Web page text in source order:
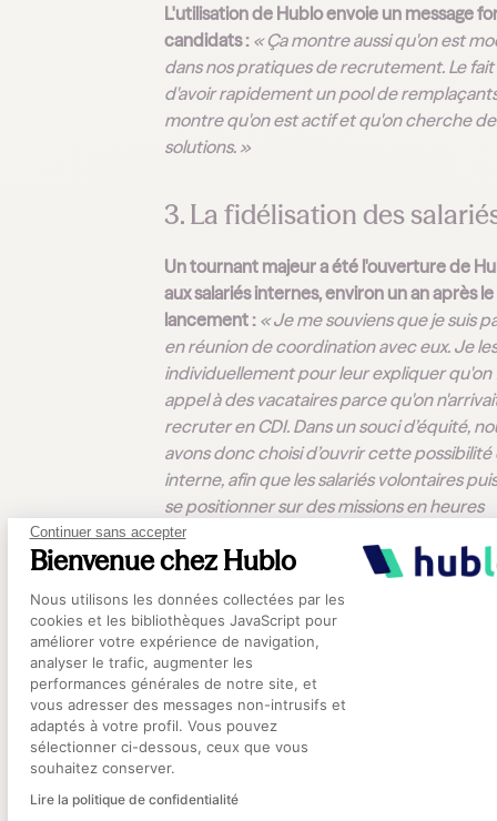
Continuer sans accepter
Bienvenue chez Hublo
Plateforme de Gestion du
Nous utilisons les données collectées par les
cookies et les bibliothèques JavaScript pour
améliorer votre expérience de navigation,
analyser le trafic, augmenter les
performances générales de notre site, et
vous adresser des messages non-intrusifs et
adaptés à votre profil. Vous pouvez
sélectionner ci-dessous, ceux que vous
souhaitez conserver.
Lire la politique de confidentialité
Axeptio consent
L'utilisation de Hublo envoie un message
candidats : « Ça montre aussi qu'on est
dans nos pratiques de recrutement. Le fait
d'avoir rapidement un pool de remplaçants
montre qu'on est actif et qu'on cherche
solutions. »
3. La fidélisation des
Un tournant majeur a été l'ouverture de
aux salariés internes, environ un an après le
lancement : « Je me souviens que je suis
en réunion de coordination avec eux. Je
individuellement pour leur expliquer qu'on
appel à des vacataires parce qu'on
recruter en CDI. Dans un souci d’équité,
avons donc choisi d’ouvrir cette possibilité
interne, afin que les salariés volontaires
se positionner sur des missions en heures
complémentaires ou supplémentaires.
entendu, nous restons particulièrement
au respect de la réglementation relative à
durée maximale hebdomadaire de travail
qu’à la prévention de l’usure
Cette approche présente plusieurs
Équité: tous les salariés ont accès aux
opportunités.
tous.